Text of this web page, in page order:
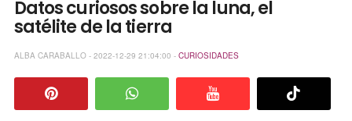
Datos curiosos sobre la luna, el
satélite de la tierra
ALBA CARABALLO - 2022-12-29 21:04:00 - CURIOSIDADES